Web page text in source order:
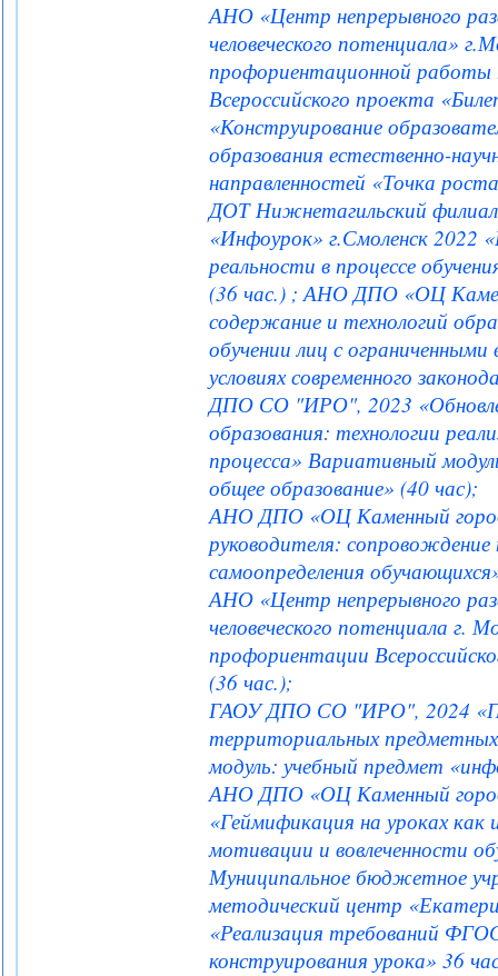
АНО «Центр непрерывного
человеческого потенциала»
профориентационной работы
Всероссийского проекта
«Конструирование
образования естественно-
направленностей «Точка
ДОТ Нижнетагильский
«Инфоурок» г.Смоленск 2022
реальности в процессе
(36 час.) ; АНО ДПО «ОЦ
содержание и технологий
обучении лиц с
условиях современного
ДПО СО "ИРО", 2023
образования: технологии
процесса» Вариативный
общее образование» (40 час);
АНО ДПО «ОЦ Каменный
руководителя: сопровождение
самоопределения
АНО «Центр непрерывного
человеческого потенциала г.
профориентации
(36 час.);
ГАОУ ДПО СО "ИРО", 2024
территориальных
модуль: учебный предмет
АНО ДПО «ОЦ Каменный
«Геймификация на уроках
мотивации и вовлеченности
Муниципальное бюджетное
методический центр
«Реализация требований
конструирования урока» 36